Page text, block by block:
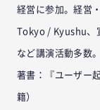
経営に参加。経営
Tokyo / Kyushu、
など講演活動多数。
著書：『ユーザー
籍）